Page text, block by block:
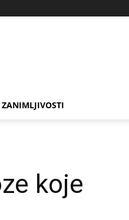
ZANIMLJIVOSTI
koje